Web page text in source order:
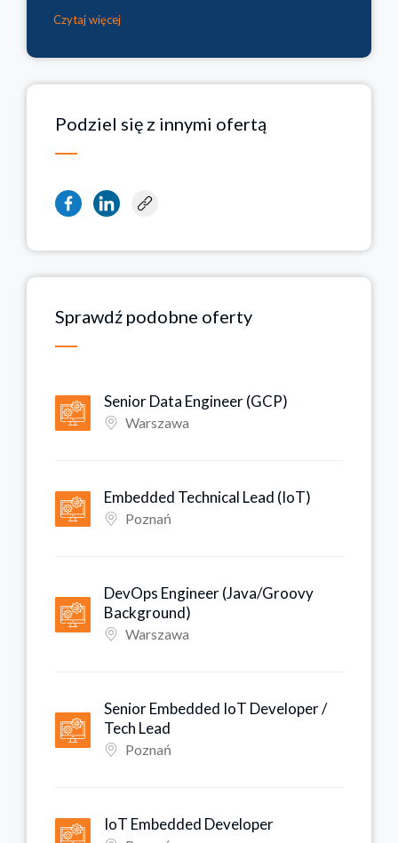
Czytaj więcej
Podziel się z innymi ofertą
Sprawdź podobne oferty
Senior Data Engineer (GCP)
Warszawa
Embedded Technical Lead (IoT)
Poznań
DevOps Engineer (Java/Groovy
Background)
Warszawa
Senior Embedded IoT Developer /
Tech Lead
Poznań
IoT Embedded Developer